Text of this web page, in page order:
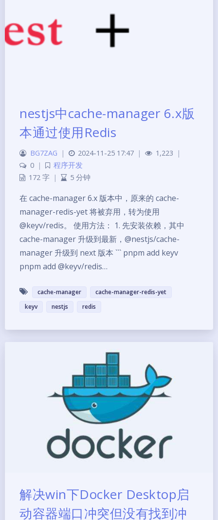
nestjs中cache-manager 6.x版
本通过使用Redis
BG7ZAG | 2024-11-25 17:47 | 1,223
|
0 |
程序开发
172 字 | 5 分钟
在 cache-manager 6.x 版本中，原来的 cache-
manager-redis-yet 将被弃用，转为使用
@keyv/redis。 使用方法： 1. 先安装依赖，其中
cache-manager 升级到最新，@nestjs/cache-
manager 升级到 next 版本 ``` pnpm add keyv
pnpm add @keyv/redis…
cache-manager
cache-manager-redis-yet
keyv
nestjs redis
解决win下Docker Desktop启
动容器端口冲突但没有找到冲